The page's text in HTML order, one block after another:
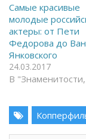
О
т
к
р
ы
в
а
е
т
с
о
м
m
(
О
т
к
р
е
н
о
в
Самые красивые
молодые
актеры: от Пети
Федорова до
Янковского
24.03.2017
В